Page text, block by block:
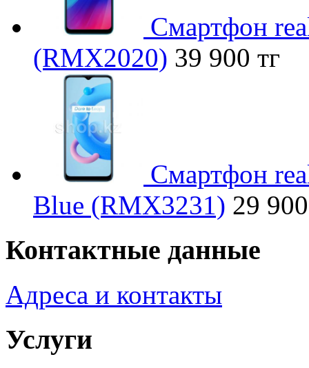
Смартфон
(RMX2020) 39 900 тг
Смартфон
Blue (RMX3231) 29
Контактные данные
Адреса и контакты
Услуги